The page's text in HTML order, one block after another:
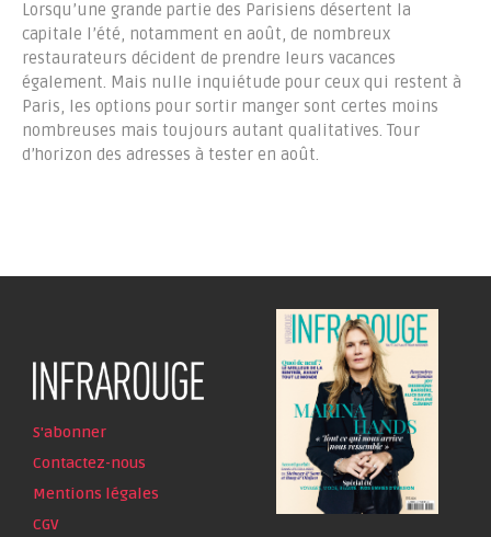
Lorsqu’une grande partie des Parisiens désertent la
capitale l’été, notamment en août, de nombreux
restaurateurs décident de prendre leurs vacances
également. Mais nulle inquiétude pour ceux qui restent à
Paris, les options pour sortir manger sont certes moins
nombreuses mais toujours autant qualitatives. Tour
d’horizon des adresses à tester en août.
S'abonner
Contactez-nous
Mentions légales
CGV